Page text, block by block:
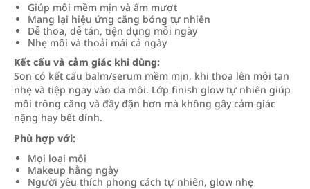
Giúp môi mềm mịn và ẩm mượt
Mang lại hiệu ứng căng bóng tự nhiên
Dễ thoa, dễ tán, tiện dụng mỗi ngày
Nhẹ môi và thoải mái cả ngày
Kết cấu và cảm giác khi dùng:
Son có kết cấu balm/serum mềm mịn, khi thoa lên môi tan
nhẹ và tiệp ngay vào da môi. Lớp finish glow tự nhiên giúp
môi trông căng và đầy đặn hơn mà không gây cảm giác
nặng hay bết dính.
Phù hợp với:
Mọi loại môi
Makeup hằng ngày
Người yêu thích phong cách tự nhiên, glow nhẹ